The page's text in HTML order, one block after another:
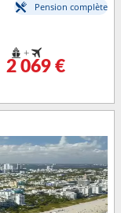
Pension complète
+
2 069 €